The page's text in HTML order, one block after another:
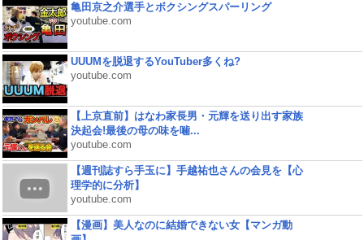
亀田京之介選手とボクシングスパーリング
youtube.com
UUUMを脱退するYouTuber多くね?
youtube.com
【上京直前】はなわ家長男・元輝を送り出す家族
決起会!最後の母の味を噛...
youtube.com
【週刊誌すら手玉に】手越祐也さんの会見を【心
理学的に分析】
youtube.com
【漫画】美人なのに結婚できない女【マンガ動